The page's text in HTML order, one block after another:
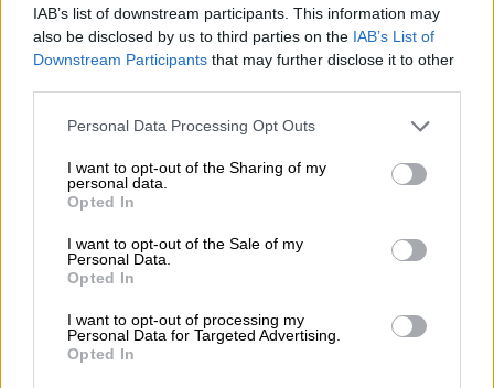
IAB’s list of downstream participants. This information may
also be disclosed by us to third parties on the IAB’s List of
Downstream Participants that may further disclose it to other
Please note that this website/app uses one or more Google
not limited to your visit or usage behaviour. You may click to
grant or deny consent to Google and its third-party tags to
use your data for below specified purposes in below Google
consent section.
Personal Data Processing Opt Outs
I want to opt-out of the Sharing of my
personal data.
Opted In
I want to opt-out of the Sale of my
Personal Data.
Opted In
I want to opt-out of processing my
Personal Data for Targeted Advertising.
Opted In
© Unsplash
Συνταγή για ψητά ντοματίνια
φρυγανισμένο ψωμί και πιτούλες)
σούπας ελαιόλαδο, λίγη ζάχαρη, 2-3
σκελίδες σκόρδο ψιλοκομμένο, ένα κλωνάρι